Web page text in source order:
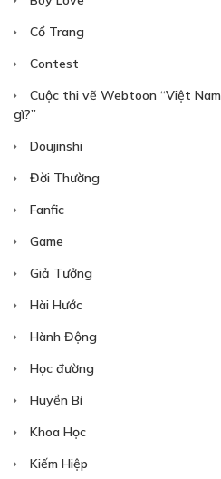
Cổ Trang
Contest
Cuộc thi vẽ Webtoon “Việt
gì?”
Doujinshi
Đời Thường
Fanfic
Game
Giả Tưởng
Hài Hước
Hành Động
Học đường
Huyền Bí
Khoa Học
Kiếm Hiệp